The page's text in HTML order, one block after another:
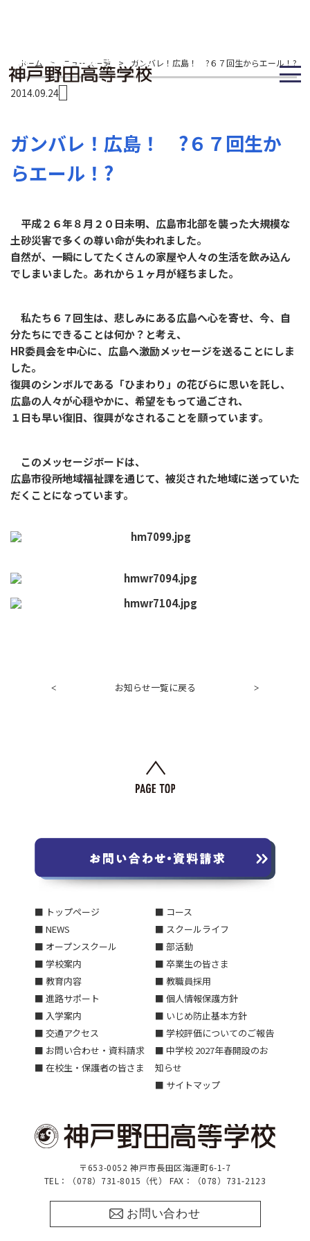
ホーム > ニュース一覧 > ガンバレ！広島！ ?６７回生からエール！?
2014.09.24
ガンバレ！広島！ ?６７回生か
らエール！?
平成２６年８月２０日未明、広島市北部を襲った大規模な
土砂災害で多くの尊い命が失われました。
自然が、一瞬にしてたくさんの家屋や人々の生活を飲み込ん
でしまいました。あれから１ヶ月が経ちました。
私たち６７回生は、悲しみにある広島へ心を寄せ、今、自
分たちにできることは何か？と考え、
HR委員会を中心に、広島へ激励メッセージを送ることにしま
した。
復興のシンボルである「ひまわり」の花びらに思いを託し、
広島の人々が心穏やかに、希望をもって過ごされ、
１日も早い復旧、復興がなされることを願っています。
このメッセージボードは、
広島市役所地域福祉課を通じて、被災された地域に送っていた
だくことになっています。
< お知らせ一覧に戻る >
■ トップページ
■ NEWS
■ オープンスクール
■ 学校案内
■ 教育内容
■ 進路サポート
■ 入学案内
■ 交通アクセス
■ お問い合わせ・資料請求
■ 在校生・保護者の皆さま
■ コース
■ スクールライフ
■ 部活動
■ 卒業生の皆さま
■ 教職員採用
■ 個人情報保護方針
■ いじめ防止基本方針
■ 学校評価についてのご報告
■ 中学校 2027年春開設のお
知らせ
■ サイトマップ
〒653-0052 神戸市長田区海運町6-1-7
TEL：（078）731-8015（代） FAX：（078）731-2123
お問い合わせ